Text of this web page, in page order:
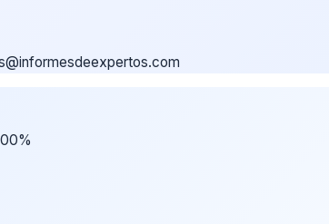
de compra